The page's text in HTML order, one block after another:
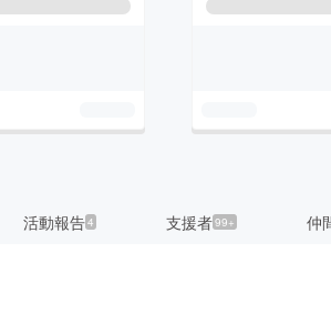
活動報告4 支援者99+ 仲